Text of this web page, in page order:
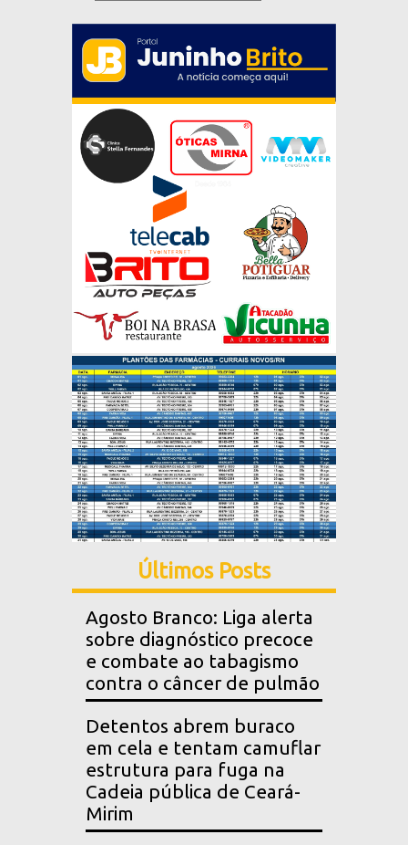
Últimos Posts
Agosto Branco: Liga alerta
sobre diagnóstico precoce
e combate ao tabagismo
contra o câncer de pulmão
Detentos abrem buraco
em cela e tentam camuflar
estrutura para fuga na
Cadeia pública de Ceará-
Mirim